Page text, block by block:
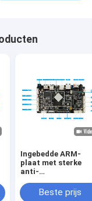
Ingebedde ARM-
plaat met sterke
anti-
interferentie en
compatibiliteit voor
Beste prijs